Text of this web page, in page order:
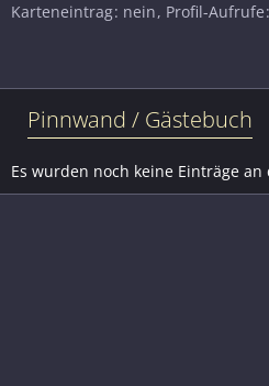
Karteneintrag nein Profil-Aufrufe
Pinnwand / Gästebuch
Es wurden noch keine Einträge